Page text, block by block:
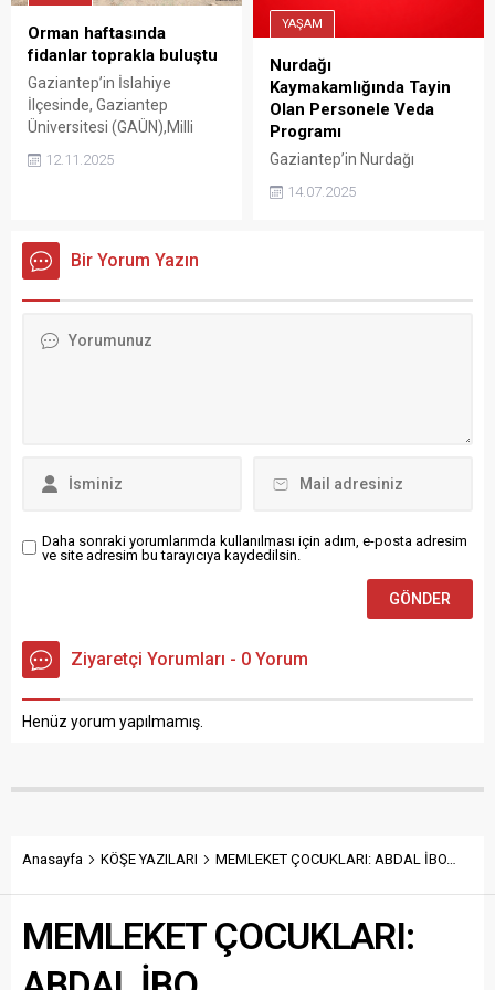
bilim dünyasının
gündeminde yer alacak.
Gaziantep Üniversitesi
Arkeoloji Bölümünden Prof.
Dr. Atilla Engin, davetli...
Orman haftasında
fidanlar toprakla buluştu
Gaziantep’in İslahiye
İlçesinde, Gaziantep
Üniversitesi (GAÜN),Milli
doğaya katkı sağlamak,
İslahiye kampüsünde
fidanlar toprakla
buluşturuldu.
12.11.2025
YAŞAM
Nurdağı
Kaymakamlığında Tayin
Olan Personele Veda
Programı
Gaziantep’in Nurdağı
kamu personeli için veda
14.07.2025
Bir Yorum Yazın
Daha sonraki yorumlarımda kullanılması için adım, e-posta adresim
ve site adresim bu tarayıcıya kaydedilsin.
Ziyaretçi Yorumları - 0 Yorum
Henüz yorum yapılmamış.
Anasayfa KÖŞE YAZILARI MEMLEKET ÇOCUKLARI: ABDAL İBO…
MEMLEKET ÇOCUKLARI: